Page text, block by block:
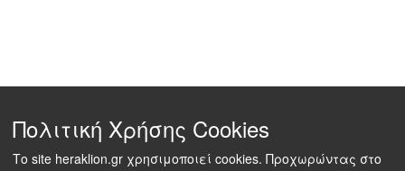
Πολιτική Χρήσης Cookies
Το site heraklion.gr χρησιμοποιεί cookies. Προχωρώντας στο